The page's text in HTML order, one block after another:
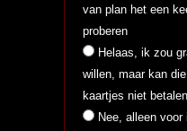
van plan het een
proberen
Helaas, ik zou
willen, maar kan
kaartjes niet betalen
Nee, alleen voor